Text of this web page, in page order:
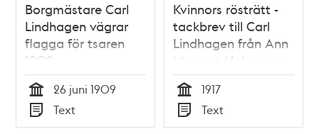
Borgmästare Carl
Lindhagen vägrar
flagga för tsaren
1909
Tid
26 juni 1909
Typ
Text
Kvinnors rösträtt -
tackbrev till Carl
Lindhagen från Ann
Margret Holmgren
1917
Tid
1917
Typ
Text